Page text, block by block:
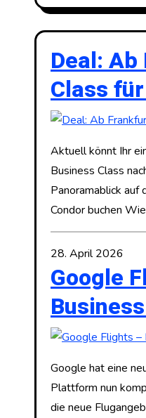
Deal:
Class
Aktuell könnt Ihr
Business Class
Panoramablick auf
Condor buchen
28. April 2026
Google
Google hat eine
Plattform nun
die neue